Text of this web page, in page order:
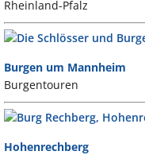
Rheinland-Pfalz
Burgen um Mannheim
Burgentouren
Hohenrechberg